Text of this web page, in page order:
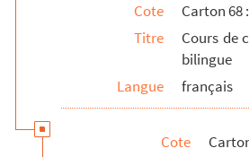
Cote
Carton 68
Titre
Cours de
bilingue
Langue
français
Cote